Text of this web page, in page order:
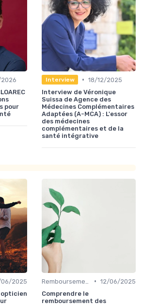
pour
Interview • 18/12/2025
Interview de Véronique
Suissa de Agence des
Médecines Complémentaires
Adaptées (A-MCA) : L'essor
des médecines
complémentaires et de la
santé intégrative
06/2025
opticien
• 12/06/2025
Comprendre le
remboursement des